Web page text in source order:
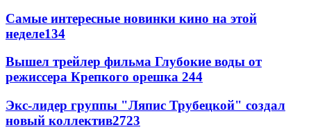
Самые интересные новинки кино на этой
неделе134
Вышел трейлер фильма Глубокие воды от
режиссера Крепкого орешка 244
Экс-лидер группы "Ляпис Трубецкой" создал
новый коллектив2723